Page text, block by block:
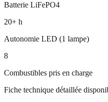
Batterie LiFePO4
20+ h
Autonomie LED (1 lampe)
8
Combustibles pris en charge
Fiche technique détaillée